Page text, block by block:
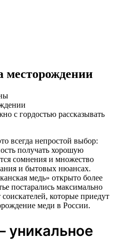
месторождении
с гордостью рассказывать
всегда непростой выбор:
получать хорошую
сомнения и множество
и бытовых нюансах.
медь» открыто более
постарались максимально
которые приедут
меди в России.